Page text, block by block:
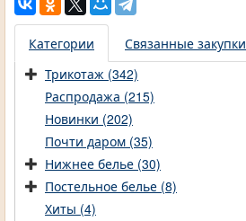
Категории
Связанные закупки
Трикотаж (342)
Распродажа (215)
Новинки (202)
Почти даром (35)
Нижнее белье (30)
Постельное белье (8)
Хиты (4)